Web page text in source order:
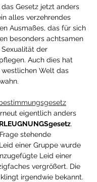
Gesetz jetzt anders
alles verzehrendes
Ausmaßes, das für sich
besonders achtsamen
der
Auch dies hat
Welt das
eigentlich anders
.
stehende
einer Gruppe wurde
Leid einer
vergrößert. Die
irgendwie bekannt.